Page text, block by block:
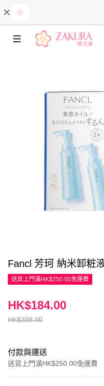
Fancl 芳珂 納米卸粧
送貨上門滿HK$250.00免運費
HK$338.00
HK$184.00
付款與運送
送貨上門滿HK$250.00免運費